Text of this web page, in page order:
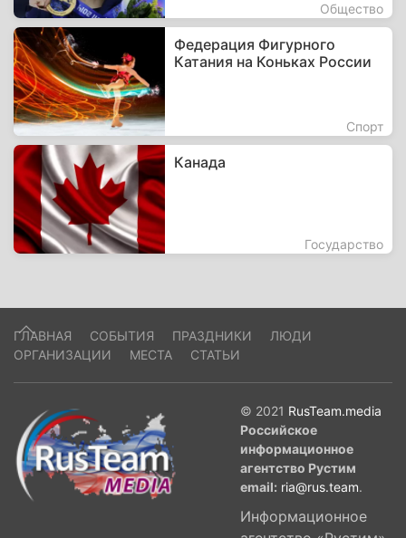
Общество
Федерация Фигурного
Катания на Коньках России
Спорт
Канада
Государство
ГЛАВНАЯ СОБЫТИЯ ПРАЗДНИКИ
ЛЮДИ
ОРГАНИЗАЦИИ
МЕСТА СТАТЬИ
© 2021 RusTeam.media
Российское
информационное
агентство Рустим
email: ria@rus.team.
Информационное